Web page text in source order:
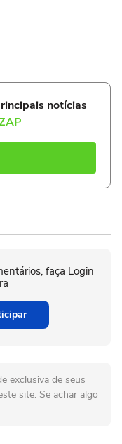
notícias
faça Login
exclusiva de seus
site. Se achar algo